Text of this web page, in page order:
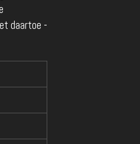
daartoe -